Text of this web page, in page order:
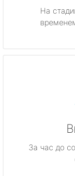
На
За час до